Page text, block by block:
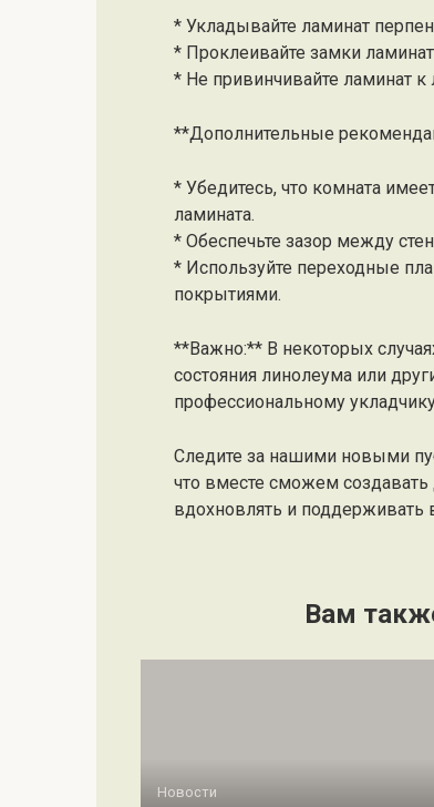
* Укладывайте ламинат
* Проклеивайте замки
* Не привинчивайте ламинат к
**Дополнительные
* Убедитесь, что комната
ламината.
* Обеспечьте зазор между
* Используйте переходные
покрытиями.
**Важно:** В некоторых
состояния линолеума или
профессиональному
Следите за нашими новыми
что вместе сможем создавать
вдохновлять и поддерживать
Вам
Новости